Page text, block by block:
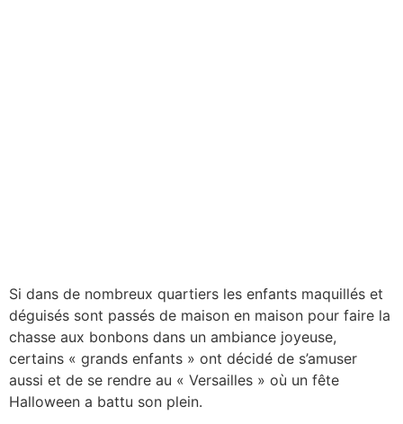
Si dans de nombreux quartiers les enfants maquillés et
déguisés sont passés de maison en maison pour faire la
chasse aux bonbons dans un ambiance joyeuse,
certains « grands enfants » ont décidé de s’amuser
aussi et de se rendre au « Versailles » où un fête
Halloween a battu son plein.